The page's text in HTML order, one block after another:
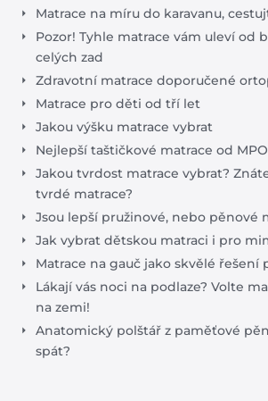
Matrace na míru do karavanu,
Pozor! Tyhle matrace vám uleví od
celých zad
Zdravotní matrace doporučené
Matrace pro děti od tří let
Jakou výšku matrace vybrat
Nejlepší taštičkové matrace od
Jakou tvrdost matrace vybrat?
tvrdé matrace?
Jsou lepší pružinové, nebo pěnové
Jak vybrat dětskou matraci i pro
Matrace na gauč jako skvělé řešení
Lákají vás noci na podlaze? Volte
na zemi!
Anatomický polštář z paměťové
spát?